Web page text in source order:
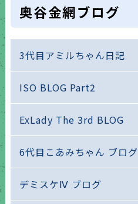
奥谷金網ブログ
3代目アミルちゃん日記
ISO BLOG Part2
ExLady The 3rd BLOG
6代目こあみちゃん ブログ
デミスケⅣ ブログ